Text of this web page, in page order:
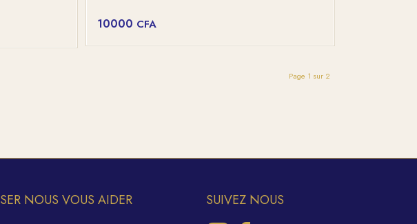
10000 CFA
Page 1 sur 2
NOUS VOUS AIDER
SUIVEZ NOUS